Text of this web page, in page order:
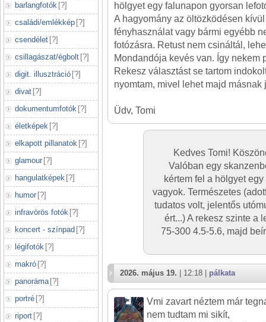
barlangfotók [?]
családi/emlékkép [?]
csendélet [?]
csillagászat/égbolt [?]
digit. illusztráció [?]
divat [?]
dokumentumfotók [?]
életképek [?]
elkapott pillanatok [?]
glamour [?]
hangulatképek [?]
humor [?]
infravörös fotók [?]
koncert - színpad [?]
légifotók [?]
makró [?]
panoráma [?]
portré [?]
riport [?]
hölgyet egy falunapon gyorsan
A hagyomány az öltözködésen
fényhasználat vagy bármi egyébb
fotózásra. Retust nem csináltál,
Mondandója kevés van. Így nekem
Rekesz választást se tartom
nyomtam, mivel lehet majd másnak
Üdv, Tomi
Kedves Tomi!
Valóban egy
kértem fel a hölgyet
vagyok. Természetes
tudatos volt, jelentős
ért...) A rekesz szinte a
75-300 4.5-5.6, majd
2026. május 19. | 12:18 | pálkata
Vmi zavart néztem már
nem tudtam mi sikít,